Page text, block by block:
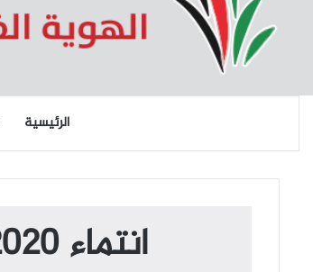
الرئيسية
انتماء 2020: سهى معروف – هيئة نصرة الأقصى – جنوب لبنان